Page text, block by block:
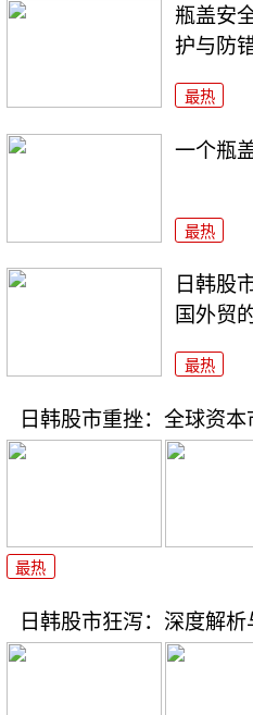
瓶盖安
护与防
最热
一个瓶
最热
日韩股
国外贸
最热
日韩股市重挫：全球资
最热
日韩股市狂泻：深度解